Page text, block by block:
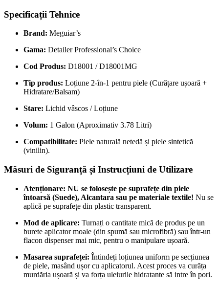
Specificații Tehnice
Brand: Meguiar’s
Gama: Detailer Professional’s Choice
Cod Produs: D18001 / D18001MG
Tip produs: Loțiune 2-în-1 pentru piele (Curățare ușoară +
Hidratare/Balsam)
Stare: Lichid vâscos / Loțiune
Volum: 1 Galon (Aproximativ 3.78 Litri)
Compatibilitate: Piele naturală netedă și piele sintetică
(vinilin).
Măsuri de Siguranță și Instrucțiuni de Utilizare
Atenționare: NU se folosește pe suprafețe din piele
întoarsă (Suede), Alcantara sau pe materiale textile! Nu se
aplică pe suprafețe din plastic transparent.
Mod de aplicare: Turnați o cantitate mică de produs pe un
burete aplicator moale (din spumă sau microfibră) sau într-un
flacon dispenser mai mic, pentru o manipulare ușoară.
Masarea suprafeței: Întindeți loțiunea uniform pe secțiunea
de piele, masând ușor cu aplicatorul. Acest proces va curăța
murdăria ușoară și va forța uleiurile hidratante să intre în pori.